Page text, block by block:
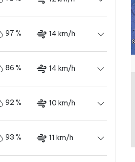
97 % 14 km/h
86 % 14 km/h
92 % 10 km/h
93 % 11 km/h